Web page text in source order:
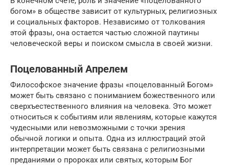
богом» в обществе зависит от культурных, религиозных
и социальных факторов. Независимо от толкования
этой фразы, она остается частью сложной паутины
человеческой веры и поиском смысла в своей жизни.
Поцелованный Апрелем
Философское значение фразы «поцелованный Богом»
может быть связано с пониманием божественного или
сверхъестественного влияния на человека. Это может
относиться к событиям или явлениям, которые кажутся
чудесными или невозможными с точки зрения
обычной логики и опыта. Одна из иллюстраций этой
интерпретации может быть связана с религиозными
преданиями о пророках или святых, которым Бог